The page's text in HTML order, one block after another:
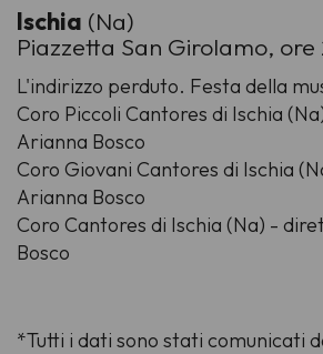
Ischia (Na)
Piazzetta San Girolamo, ore
L'indirizzo perduto. Festa della
Coro Piccoli Cantores di Ischia
Arianna Bosco
Coro Giovani Cantores di Ischia
Arianna Bosco
Coro Cantores di Ischia (Na) -
Bosco
*Tutti i dati sono stati comunicati